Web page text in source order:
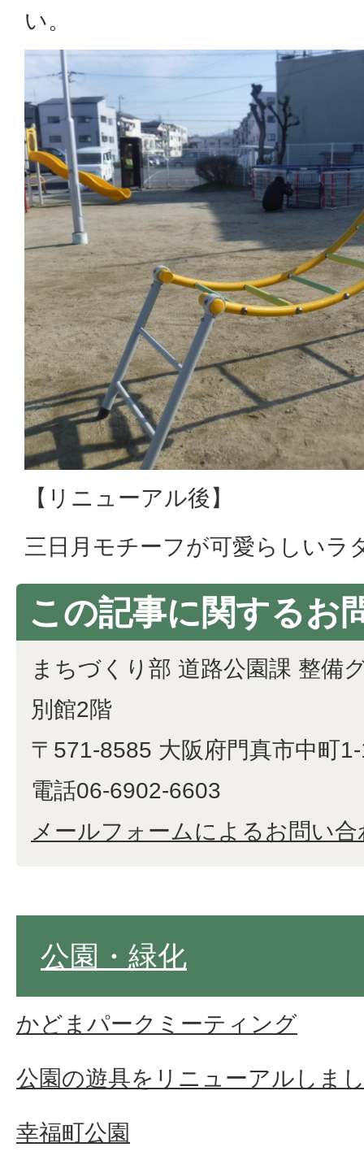
い。
【リニューアル後】
三日月モチーフが可愛らしいラ
この記事に関するお
まちづくり部 道路公園課 整備
別館2階
〒571-8585 大阪府門真市中町
電話06-6902-6603
メールフォームによるお問い合
公園・緑化
かどまパークミーティング
公園の遊具をリニューアルしま
幸福町公園